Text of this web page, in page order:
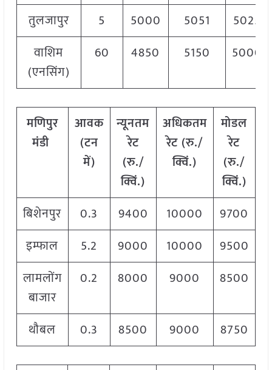
तुलजापुर
5 5000 5051
5025
वाशिम
(एनसिंग)
60 4850 5150 5000
मणिपुर
मंडी
आवक
(टन
में)
न्यूनतम
रेट
(रु./
क्विं.)
अधिकतम
रेट (रु./
क्विं.)
मोडल
रेट
(रु./
क्विं.)
बिशेनपुर
0.3 9400 10000
9700
इम्फाल
5.2 9000 10000
9500
लामलोंग
बाजार
0.2 8000 9000 8500
थौबल 0.3 8500 9000 8750